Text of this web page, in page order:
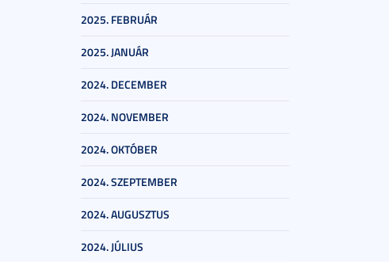
2025. FEBRUÁR
2025. JANUÁR
2024. DECEMBER
2024. NOVEMBER
2024. OKTÓBER
2024. SZEPTEMBER
2024. AUGUSZTUS
2024. JÚLIUS